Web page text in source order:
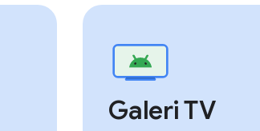
Galeri TV